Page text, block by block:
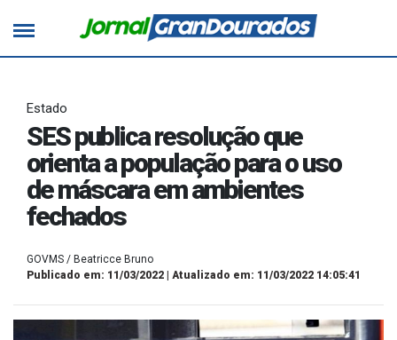
Estado
SES publica resolução que
orienta a população para o uso
de máscara em ambientes
fechados
GOVMS / Beatricce Bruno
Publicado em: 11/03/2022 | Atualizado em: 11/03/2022 14:05:41